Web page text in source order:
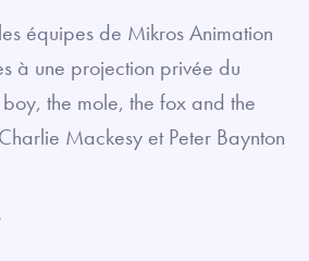
équipes de Mikros Animation
à une projection privée du
the mole, the fox and the
Mackesy et Peter Baynton